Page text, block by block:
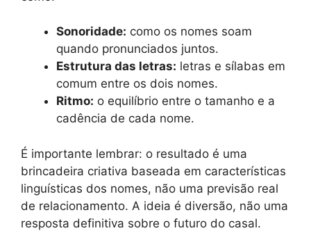
Sonoridade: como os nomes soam
quando pronunciados juntos.
Estrutura das letras: letras e sílabas em
comum entre os dois nomes.
Ritmo: o equilíbrio entre o tamanho e a
cadência de cada nome.
É importante lembrar: o resultado é uma
brincadeira criativa baseada em características
linguísticas dos nomes, não uma previsão real
de relacionamento. A ideia é diversão, não uma
resposta definitiva sobre o futuro do casal.